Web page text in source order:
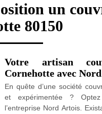
un
80150
Votre artisan
Cornehotte avec
En quête d’une société
et expérimentée ?
l’entreprise Nord Artois.